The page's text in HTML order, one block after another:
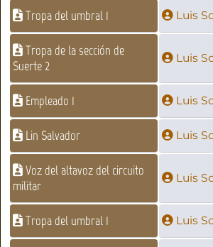
Tropa del umbral 1 Luis
Tropa de la sección de
Suerte 2
Luis
Empleado 1 Luis
Lin Salvador Luis
Voz del altavoz del circuito
militar
Luis
Tropa del umbral 1 Luis